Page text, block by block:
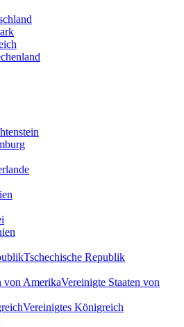
Tschechische Republik
Vereinigte Staaten von
Vereinigtes Königreich